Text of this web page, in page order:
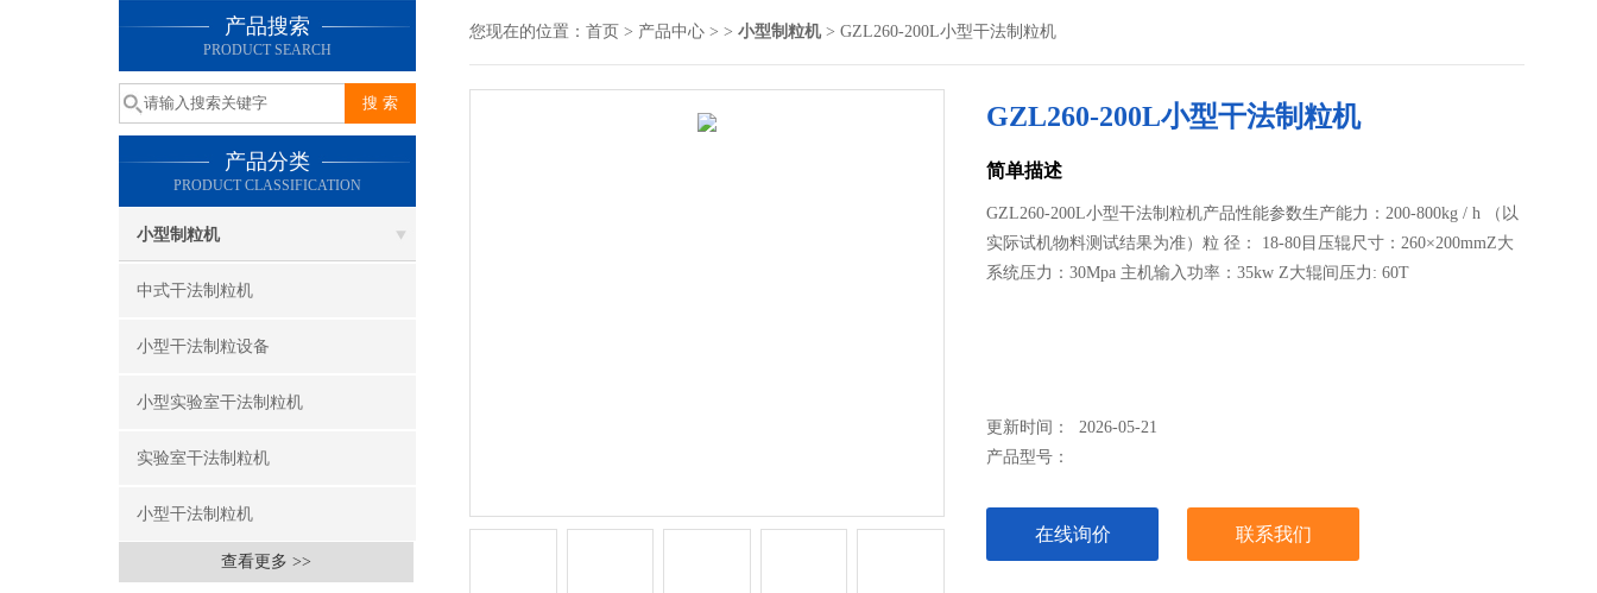
产品搜索
PRODUCT SEARCH
产品分类
PRODUCT CLASSIFICATION
小型制粒机
中式干法制粒机
小型干法制粒设备
小型实验室干法制粒机
实验室干法制粒机
小型干法制粒机
查看更多 >>
您现在的位置： 首页 > 产品中心 > > 小型制粒机> GZL260-200L小型干法制粒机
GZL260-200L小型干法制粒机
简单描述
GZL260-200L小型干法制粒机产品性能参数生产能力：200-800kg / h （以
实际试机物料测试结果为准）粒 径： 18-80目压辊尺寸：260×200mmZ大
系统压力：30Mpa 主机输入功率：35kw Z大辊间压力: 60T
更新时间： 2026-05-21
产品型号：
在线询价 联系我们